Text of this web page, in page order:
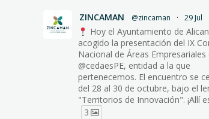
ZINCAMAN @zincaman · 29 Jul
Hoy el Ayuntamiento de
acogido la presentación del IX
Nacional de Áreas Empresariales
@cedaesPE, entidad a la que
pertenecemos. El encuentro se
del 28 al 30 de octubre, bajo el
"Territorios de Innovación". ¡Allí
3